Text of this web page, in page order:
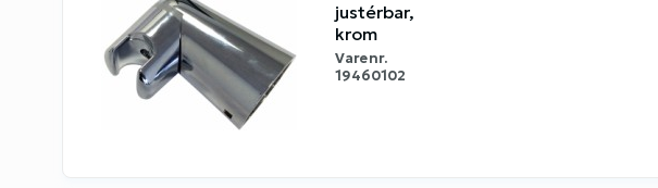
justérbar,
krom
Varenr.
19460102